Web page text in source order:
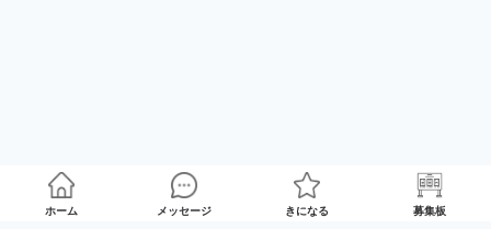
ホーム メッセージ きになる 募集板